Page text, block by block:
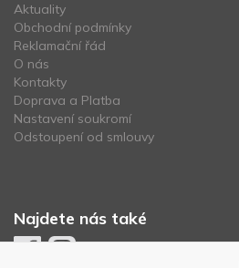
Aktuality
Obchodní podmínky
Reklamační řád
O nás
Kontakty
Doprava a Platba
Nastavení soukromí
Odstoupení od smlouvy
Najdete nás také